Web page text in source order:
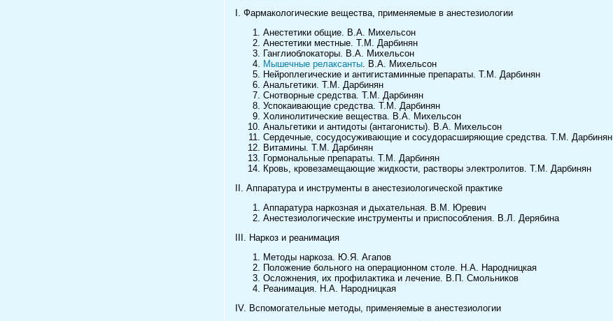
I. Фармакологические вещества, применяемые в анестезиологии
Анестетики общие. В.А. Михельсон
Анестетики местные. Т.М. Дарбинян
Ганглиоблокаторы. В.А. Михельсон
Мышечные релаксанты . В.А. Михельсон
Нейроплегические и антигистаминные препараты. Т.М. Дарбинян
Анальгетики. Т.М. Дарбинян
Снотворные средства. Т.М. Дарбинян
Успокаивающие средства. Т.М. Дарбинян
Холинолитические вещества. В.А. Михельсон
Анальгетики и антидоты (антагонисты). В.А. Михельсон
Сердечные, сосудосуживающие и сосудорасширяющие средства. Т.М. Дарбинян
Витамины. Т.М. Дарбинян
Гормональные препараты. Т.М. Дарбинян
Кровь, кровезамещающие жидкости, растворы электролитов. Т.М. Дарбинян
II. Аппаратура и инструменты в анестезиологической практике
Аппаратура наркозная и дыхательная. В.М. Юревич
Анестезиологические инструменты и приспособления. В.Л. Дерябина
III. Наркоз и реанимация
Методы наркоза. Ю.Я. Агапов
Положение больного на операционном столе. Н.А. Народницкая
Осложнения, их профилактика и лечение. В.П. Смольников
Реанимация. Н.А. Народницкая
IV. Вспомогательные методы, применяемые в анестезиологии